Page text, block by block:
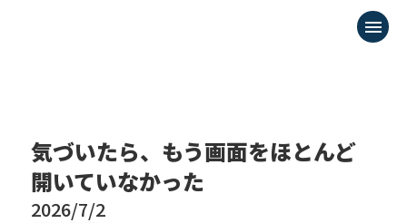
menu
気づいたら、もう画面をほとんど
開いていなかった
2026/7/2